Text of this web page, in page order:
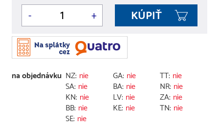
- +
na objednávku NZ: nie GA: nie TT: nie
SA: nie BA: nie NR: nie
KN: nie LV: nie ZA: nie
BB: nie KE: nie TN: nie
SE: nie